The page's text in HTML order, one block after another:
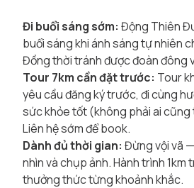
Đi buổi sáng sớm: Động Thiên
buổi sáng khi ánh sáng tự nhiên
Đồng thời tránh được đoàn đông
Tour 7km cần đặt trước: Tour
yêu cầu đăng ký trước, đi cùng
sức khỏe tốt (không phải ai cũng
Liên hệ sớm để book.
Dành đủ thời gian: Đừng vội vã
nhìn và chụp ảnh. Hành trình
thưởng thức từng khoảnh khắc.